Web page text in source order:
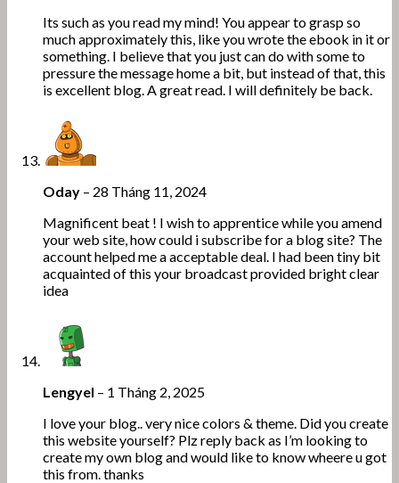
Its such as you read my mind! You appear to grasp so
much approximately this, like you wrote the ebook in it or
something. I believe that you just can do with some to
pressure the message home a bit, but instead of that, this
is excellent blog. A great read. I will definitely be back.
Oday – 28 Tháng 11, 2024
Magnificent beat ! I wish to apprentice while you amend
your web site, how could i subscribe for a blog site? The
account helped me a acceptable deal. I had been tiny bit
acquainted of this your broadcast provided bright clear
idea
Lengyel – 1 Tháng 2, 2025
I love your blog.. very nice colors & theme. Did you create
this website yourself? Plz reply back as I’m looking to
create my own blog and would like to know wheere u got
this from. thanks